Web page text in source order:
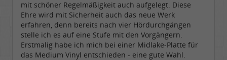
mit schöner Regelmäßigkeit auch aufgelegt. Diese
Ehre wird mit Sicherheit auch das neue Werk
erfahren, denn bereits nach vier Hördurchgängen
stelle ich es auf eine Stufe mit den Vorgängern.
Erstmalig habe ich mich bei einer Midlake-Platte für
das Medium Vinyl entschieden - eine gute Wahl.